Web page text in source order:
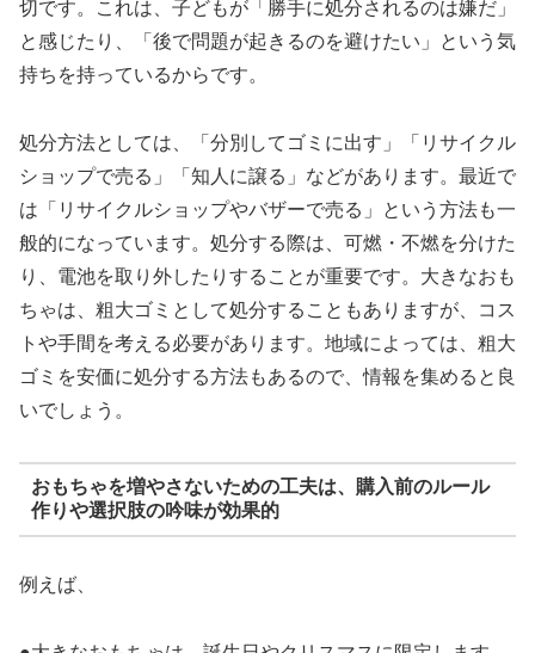
切です。これは、子どもが「勝手に処分されるのは嫌だ」
と感じたり、「後で問題が起きるのを避けたい」という気
持ちを持っているからです。
処分方法としては、「分別してゴミに出す」「リサイクル
ショップで売る」「知人に譲る」などがあります。最近で
は「リサイクルショップやバザーで売る」という方法も一
般的になっています。処分する際は、可燃・不燃を分けた
り、電池を取り外したりすることが重要です。大きなおも
ちゃは、粗大ゴミとして処分することもありますが、コス
トや手間を考える必要があります。地域によっては、粗大
ゴミを安価に処分する方法もあるので、情報を集めると良
いでしょう。
おもちゃを増やさないための工夫は、購入前のルール
作りや選択肢の吟味が効果的
例えば、